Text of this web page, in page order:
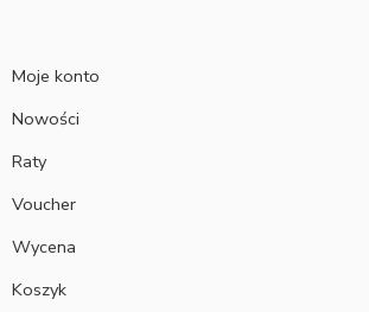
Moje konto
Nowości
Raty
Voucher
Wycena
Koszyk